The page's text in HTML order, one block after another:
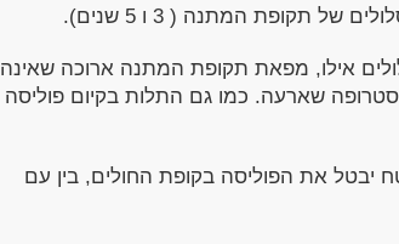
תקופת המתנה ( 3 ו 5 שנים).
אילו, מפאת תקופת המתנה ארוכה שאינה
שארעה. כמו גם התלות בקיום פוליסה
יבטל את הפוליסה בקופת החולים, בין עם